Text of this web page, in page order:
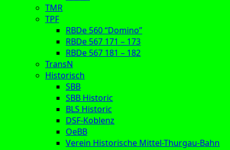
TMR
TPF
RBDe 560 “Domino”
RBDe 567 171 – 173
RBDe 567 181 – 182
TransN
Historisch
SBB
SBB Historic
BLS Historic
DSF-Koblenz
OeBB
Verein Historische Mittel-Thurgau-Bahn